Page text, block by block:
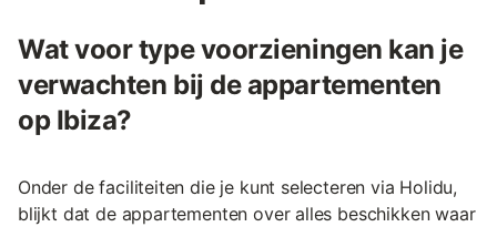
Wat voor type voorzieningen kan je
verwachten bij de appartementen
op Ibiza?
Onder de faciliteiten die je kunt selecteren via Holidu,
blijkt dat de appartementen over alles beschikken waar